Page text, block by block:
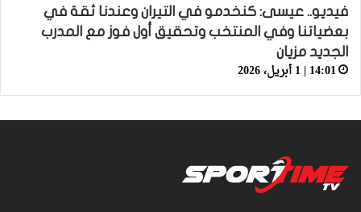
فيديو.. عيسى: كنخدمو في التيران وعندنا ثقة في
بعضياتنا وفي المنتخب وتحقيق أول فوز مع المدرب
الجديد مزيان
14:01 | 1 أبريل، 2026